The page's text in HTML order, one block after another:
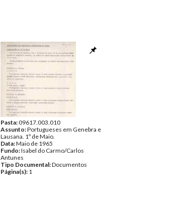
Pasta:09617.003.010
Assunto:Portugueses em Genebra e
Lausana. 1º de Maio.
Data:Maio de 1965
Fundo:Isabel do Carmo/Carlos
Antunes
Tipo Documental:Documentos
Página(s): 1